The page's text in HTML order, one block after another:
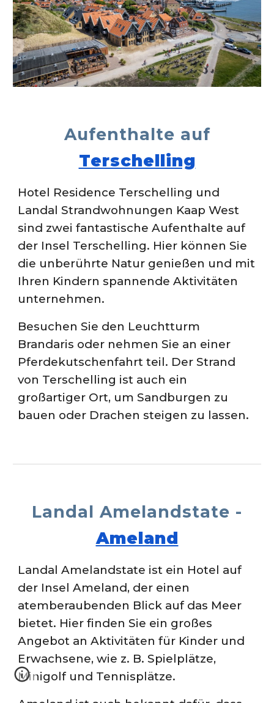
Aufenthalte auf
Terschelling
Hotel Residence Terschelling und
Landal Strandwohnungen Kaap West
sind zwei fantastische Aufenthalte auf
der Insel Terschelling. Hier können Sie
die unberührte Natur genießen und mit
Ihren Kindern spannende Aktivitäten
unternehmen.
Besuchen Sie den Leuchtturm
Brandaris oder nehmen Sie an einer
Pferdekutschenfahrt teil. Der Strand
von Terschelling ist auch ein
großartiger Ort, um Sandburgen zu
bauen oder Drachen steigen zu lassen.
Landal Amelandstate -
Ameland
Landal Amelandstate ist ein Hotel auf
der Insel Ameland, der einen
atemberaubenden Blick auf das Meer
bietet. Hier finden Sie ein großes
Angebot an Aktivitäten für Kinder und
Erwachsene, wie z. B. Spielplätze,
Minigolf und Tennisplätze.